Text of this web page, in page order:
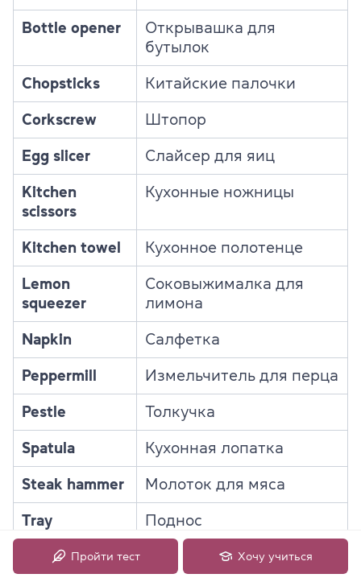
Bottle opener
Открывашка для
бутылок
Chopsticks Китайские палочки
Corkscrew Штопор
Egg slicer Слайсер для яиц
Kitchen
scissors
Кухонные ножницы
Kitchen towel Кухонное полотенце
Lemon
squeezer
Соковыжималка для
лимона
Napkin Салфетка
Peppermill Измельчитель для перца
Pestle Толкучка
Spatula Кухонная лопатка
Steak hammer Молоток для мяса
Tray Поднос
Rolling pinПройти тест Хочу учиться